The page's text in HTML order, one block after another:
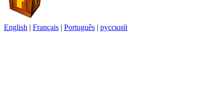
English | Français | Português | русский